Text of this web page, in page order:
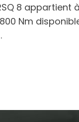
8
Nm